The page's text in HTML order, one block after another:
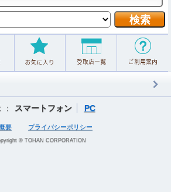
スマートフォン PC
要 プライバシーポリシー
© TOHAN CORPORATION